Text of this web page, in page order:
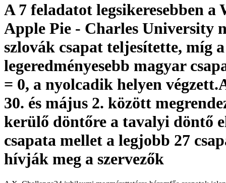
A 7 feladatot legsikeresebben a
Apple Pie - Charles University
szlovák csapat teljesítette, míg a
legeredményesebb magyar
= 0, a nyolcadik helyen
30. és május 2. között
kerülő döntőre a tavalyi döntő
csapata mellet a legjobb 27
hívják meg a szervezők